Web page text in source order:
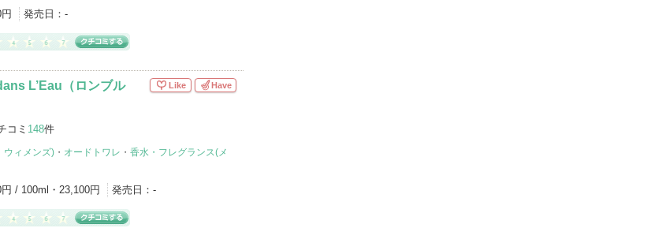
発売日： -
L’Eau（ロンブル
コミ 148件
ウィメンズ) ・ オードトワレ ・ 香水・フレグランス(メ
/ 100ml・23,100円 発売日： -
Like Have